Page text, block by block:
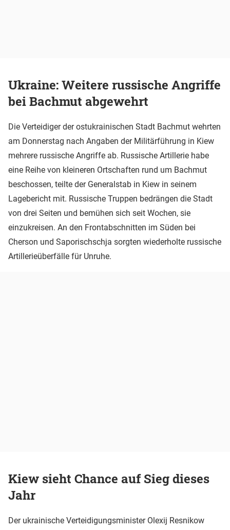
Ukraine: Weitere russische Angriffe
bei Bachmut abgewehrt
Die Verteidiger der ostukrainischen Stadt Bachmut wehrten
am Donnerstag nach Angaben der Militärführung in Kiew
mehrere russische Angriffe ab. Russische Artillerie habe
eine Reihe von kleineren Ortschaften rund um Bachmut
beschossen, teilte der Generalstab in Kiew in seinem
Lagebericht mit. Russische Truppen bedrängen die Stadt
von drei Seiten und bemühen sich seit Wochen, sie
einzukreisen. An den Frontabschnitten im Süden bei
Cherson und Saporischschja sorgten wiederholte russische
Artillerieüberfälle für Unruhe.
Kiew sieht Chance auf Sieg dieses
Jahr
Der ukrainische Verteidigungsminister Olexij Resnikow